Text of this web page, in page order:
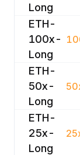
Long
ETH-
100x-
Long
ETH-
50x-
Long
ETH-
25x-
Long